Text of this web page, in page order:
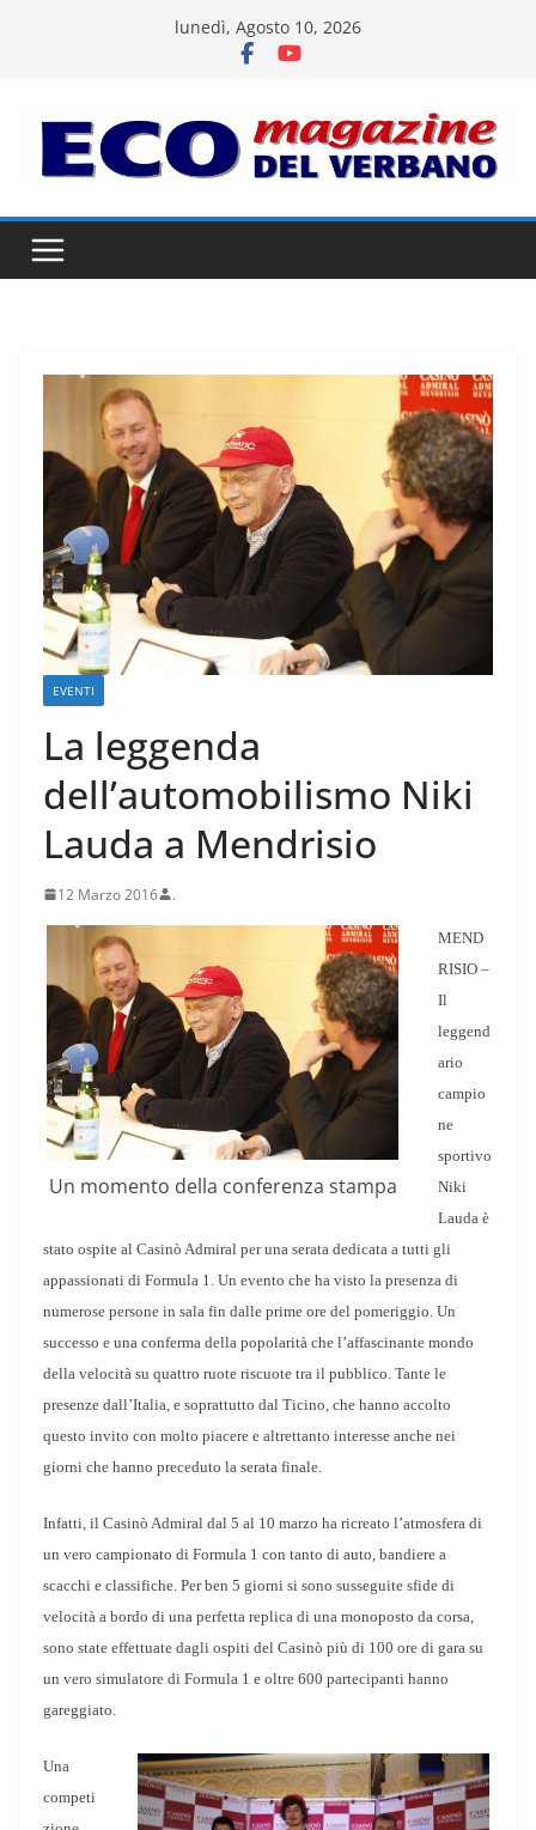
lunedì, Agosto 10, 2026
EVENTI
La leggenda
dell’automobilismo Niki
Lauda a Mendrisio
12 Marzo 2016 .
Un momento della conferenza stampa
MEND
RISIO –
Il
leggend
ario
campio
ne
sportivo
Niki
Lauda è
stato ospite al Casinò Admiral per una serata dedicata a tutti gli
appassionati di Formula 1. Un evento che ha visto la presenza di
numerose persone in sala fin dalle prime ore del pomeriggio. Un
successo e una conferma della popolarità che l’affascinante mondo
della velocità su quattro ruote riscuote tra il pubblico. Tante le
presenze dall’Italia, e soprattutto dal Ticino, che hanno accolto
questo invito con molto piacere e altrettanto interesse anche nei
giorni che hanno preceduto la serata finale.
Infatti, il Casinò Admiral dal 5 al 10 marzo ha ricreato l’atmosfera di
un vero campionato di Formula 1 con tanto di auto, bandiere a
scacchi e classifiche. Per ben 5 giorni si sono susseguite sfide di
velocità a bordo di una perfetta replica di una monoposto da corsa,
sono state effettuate dagli ospiti del Casinò più di 100 ore di gara su
un vero simulatore di Formula 1 e oltre 600 partecipanti hanno
gareggiato.
Una
competi